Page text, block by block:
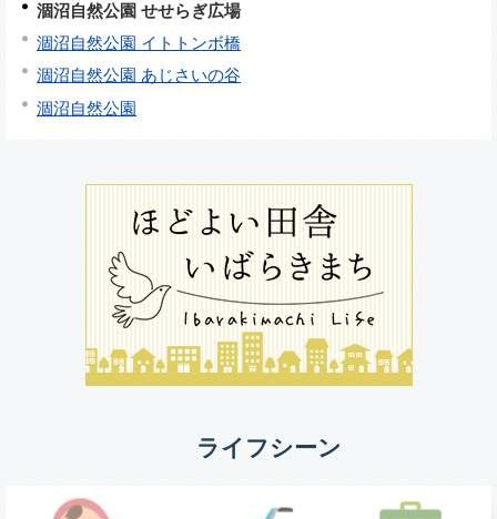
涸沼自然公園 せせらぎ広場
涸沼自然公園 イトトンボ橋
涸沼自然公園 あじさいの谷
涸沼自然公園
ライフシーン